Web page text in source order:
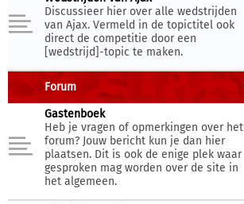
Discussieer hier over alle wedstrijden
van Ajax. Vermeld in de topictitel ook
direct de competitie door een
[wedstrijd]-topic te maken.
Forum
Gastenboek
Heb je vragen of opmerkingen over het
forum? Jouw bericht kun je dan hier
plaatsen. Dit is ook de enige plek waar
gesproken mag worden over de site in
het algemeen.